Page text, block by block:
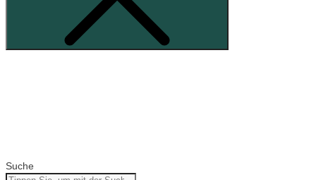
Suche